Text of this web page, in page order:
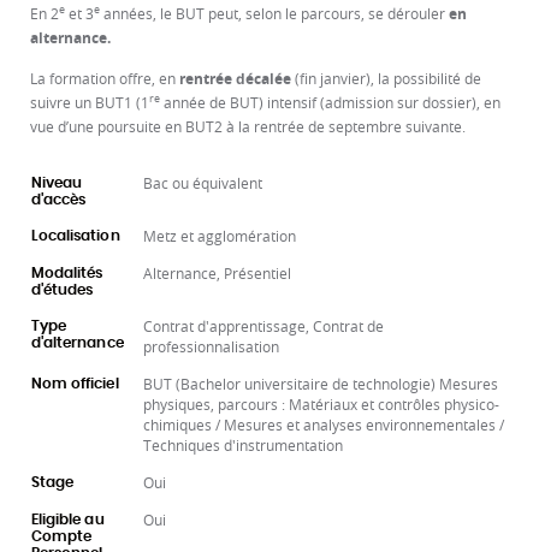
En 2eet 3eannées, le BUT peut, selon le parcours, se dérouleren
alternance.
La formation offre, en rentrée décalée(fin janvier), la possibilité de
suivre un BUT1 (1reannée de BUT) intensif (admission sur dossier), en
vue d’une poursuite en BUT2 à la rentrée de septembre suivante.
Niveau
d'accès
Bac ou équivalent
Localisation Metz et agglomération
Modalités
d'études
Alternance, Présentiel
Type
d'alternance
Contrat d'apprentissage, Contrat de
professionnalisation
Nom officiel
BUT (Bachelor universitaire de technologie) Mesures
physiques, parcours : Matériaux et contrôles physico-
chimiques / Mesures et analyses environnementales /
Techniques d'instrumentation
Stage Oui
Eligible au
Compte
Oui